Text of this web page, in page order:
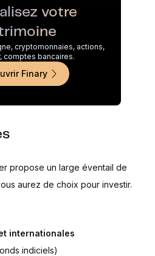
votre
cryptomonnaies, actions,
comptes bancaires.
Finary
propose un large éventail de
aurez de choix pour investir.
internationales
indiciels)